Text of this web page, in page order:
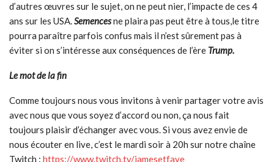
d’autres œuvres sur le sujet, on ne peut nier, l’impacte de ces 4
ans sur les USA.Semencesne plaira pas peut être à tous,le titre
pourra paraître parfois confus mais il n’est sûrement pas à
éviter si on s’intéresse aux conséquences de l’ère Trump.
Le mot de la fin
Comme toujours nous vous invitons à venir partager votre avis
avec nous que vous soyez d’accord ou non, ça nous fait
toujours plaisir d’échanger avec vous. Si vous avez envie de
nous écouter en live, c’est le mardi soir à 20h sur notre chaîne
Twitch : https://www.twitch.tv/jamesetfaye